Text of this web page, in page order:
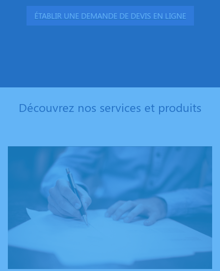
ÉTABLIR UNE DEMANDE DE DEVIS EN LIGNE
Découvrez nos services et produits